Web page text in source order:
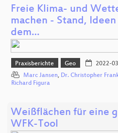
Freie Klima- und
machen - Stand,
dem…
Praxisberichte Geo 2022-
Marc Jansen, Dr. Christopher
Richard Figura
Weißflächen für eine
WFK-Tool